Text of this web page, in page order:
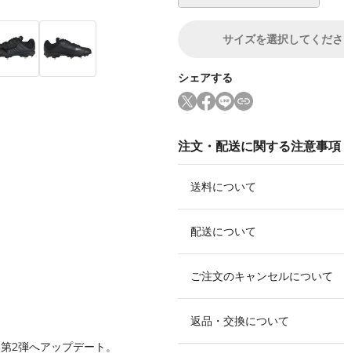
サイズを選択してくだ
シェアする
注文・配送に関する注意事項
送料について
配送について
ご注文のキャンセルについて
返品・交換について
2弾へアップデート。